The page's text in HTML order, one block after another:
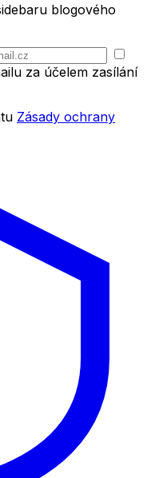
blogového
za účelem zasílání
Zásady ochrany